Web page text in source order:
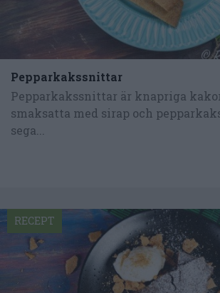
Pepparkakssnittar
Pepparkakssnittar är knapriga
smaksatta med sirap och
sega...
RECEPT